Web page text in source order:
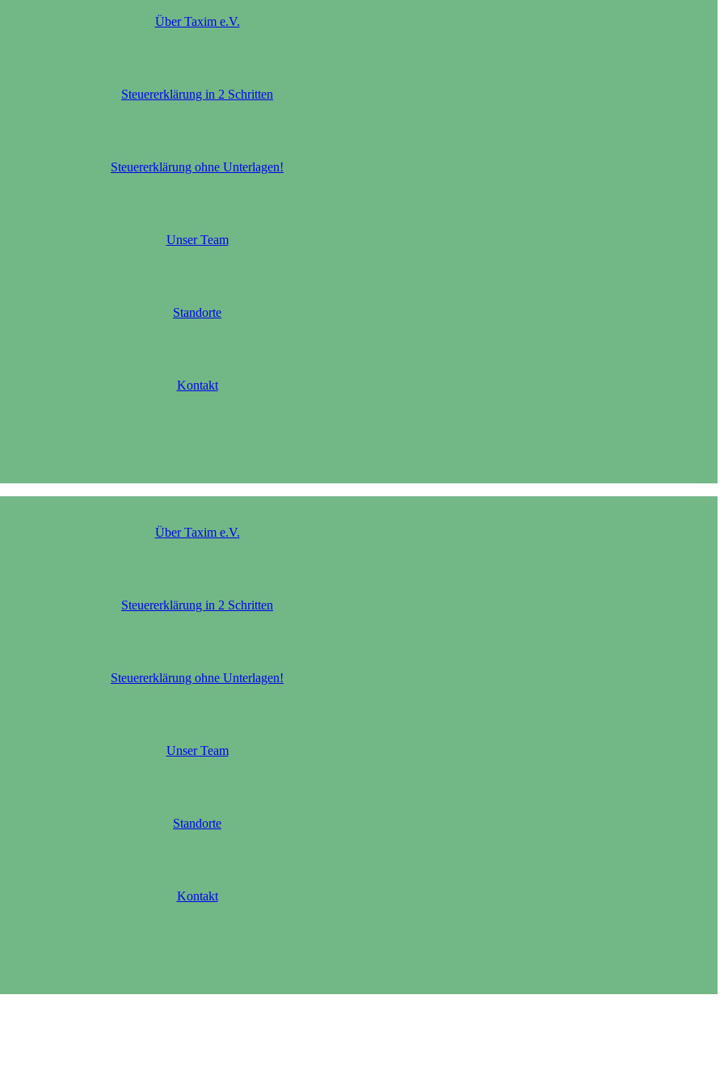
Über Taxim e.V.
Steuererklärung in 2 Schritten
Steuererklärung ohne Unterlagen!
Unser Team
Standorte
Kontakt
Über Taxim e.V.
Steuererklärung in 2 Schritten
Steuererklärung ohne Unterlagen!
Unser Team
Standorte
Kontakt